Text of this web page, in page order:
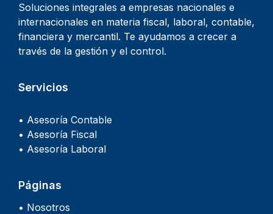
Soluciones integrales a empresas nacionales e
internacionales en materia fiscal, laboral, contable,
financiera y mercantil. Te ayudamos a crecer a
través de la gestión y el control.
Servicios
• Asesoría Contable
• Asesoría Fiscal
• Asesoría Laboral
Páginas
• Nosotros